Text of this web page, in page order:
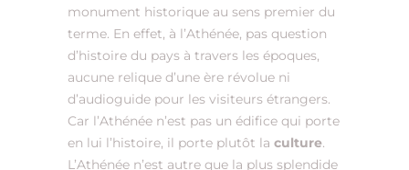
monument historique au sens premier du
terme. En effet, à l’Athénée, pas question
d’histoire du pays à travers les époques,
aucune relique d’une ère révolue ni
d’audioguide pour les visiteurs étrangers.
Car l’Athénée n’est pas un édifice qui porte
en lui l’histoire, il porte plutôt la culture.
L’Athénée n’est autre que la plus splendide